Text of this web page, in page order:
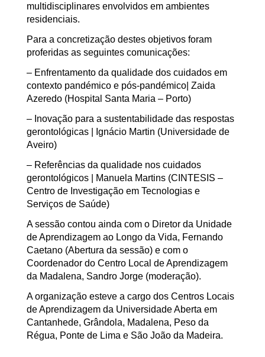
multidisciplinares envolvidos em ambientes
residenciais.
Para a concretização destes objetivos foram
proferidas as seguintes comunicações:
– Enfrentamento da qualidade dos cuidados em
contexto pandémico e pós-pandémico| Zaida
Azeredo (Hospital Santa Maria – Porto)
– Inovação para a sustentabilidade das respostas
gerontológicas | Ignácio Martin (Universidade de
Aveiro)
– Referências da qualidade nos cuidados
gerontológicos | Manuela Martins (CINTESIS –
Centro de Investigação em Tecnologias e
Serviços de Saúde)
A sessão contou ainda com o Diretor da Unidade
de Aprendizagem ao Longo da Vida, Fernando
Caetano (Abertura da sessão) e com o
Coordenador do Centro Local de Aprendizagem
da Madalena, Sandro Jorge (moderação).
A organização esteve a cargo dos Centros Locais
de Aprendizagem da Universidade Aberta em
Cantanhede, Grândola, Madalena, Peso da
Régua, Ponte de Lima e São João da Madeira.